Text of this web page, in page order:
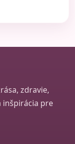
zdravie,
inšpirácia pre